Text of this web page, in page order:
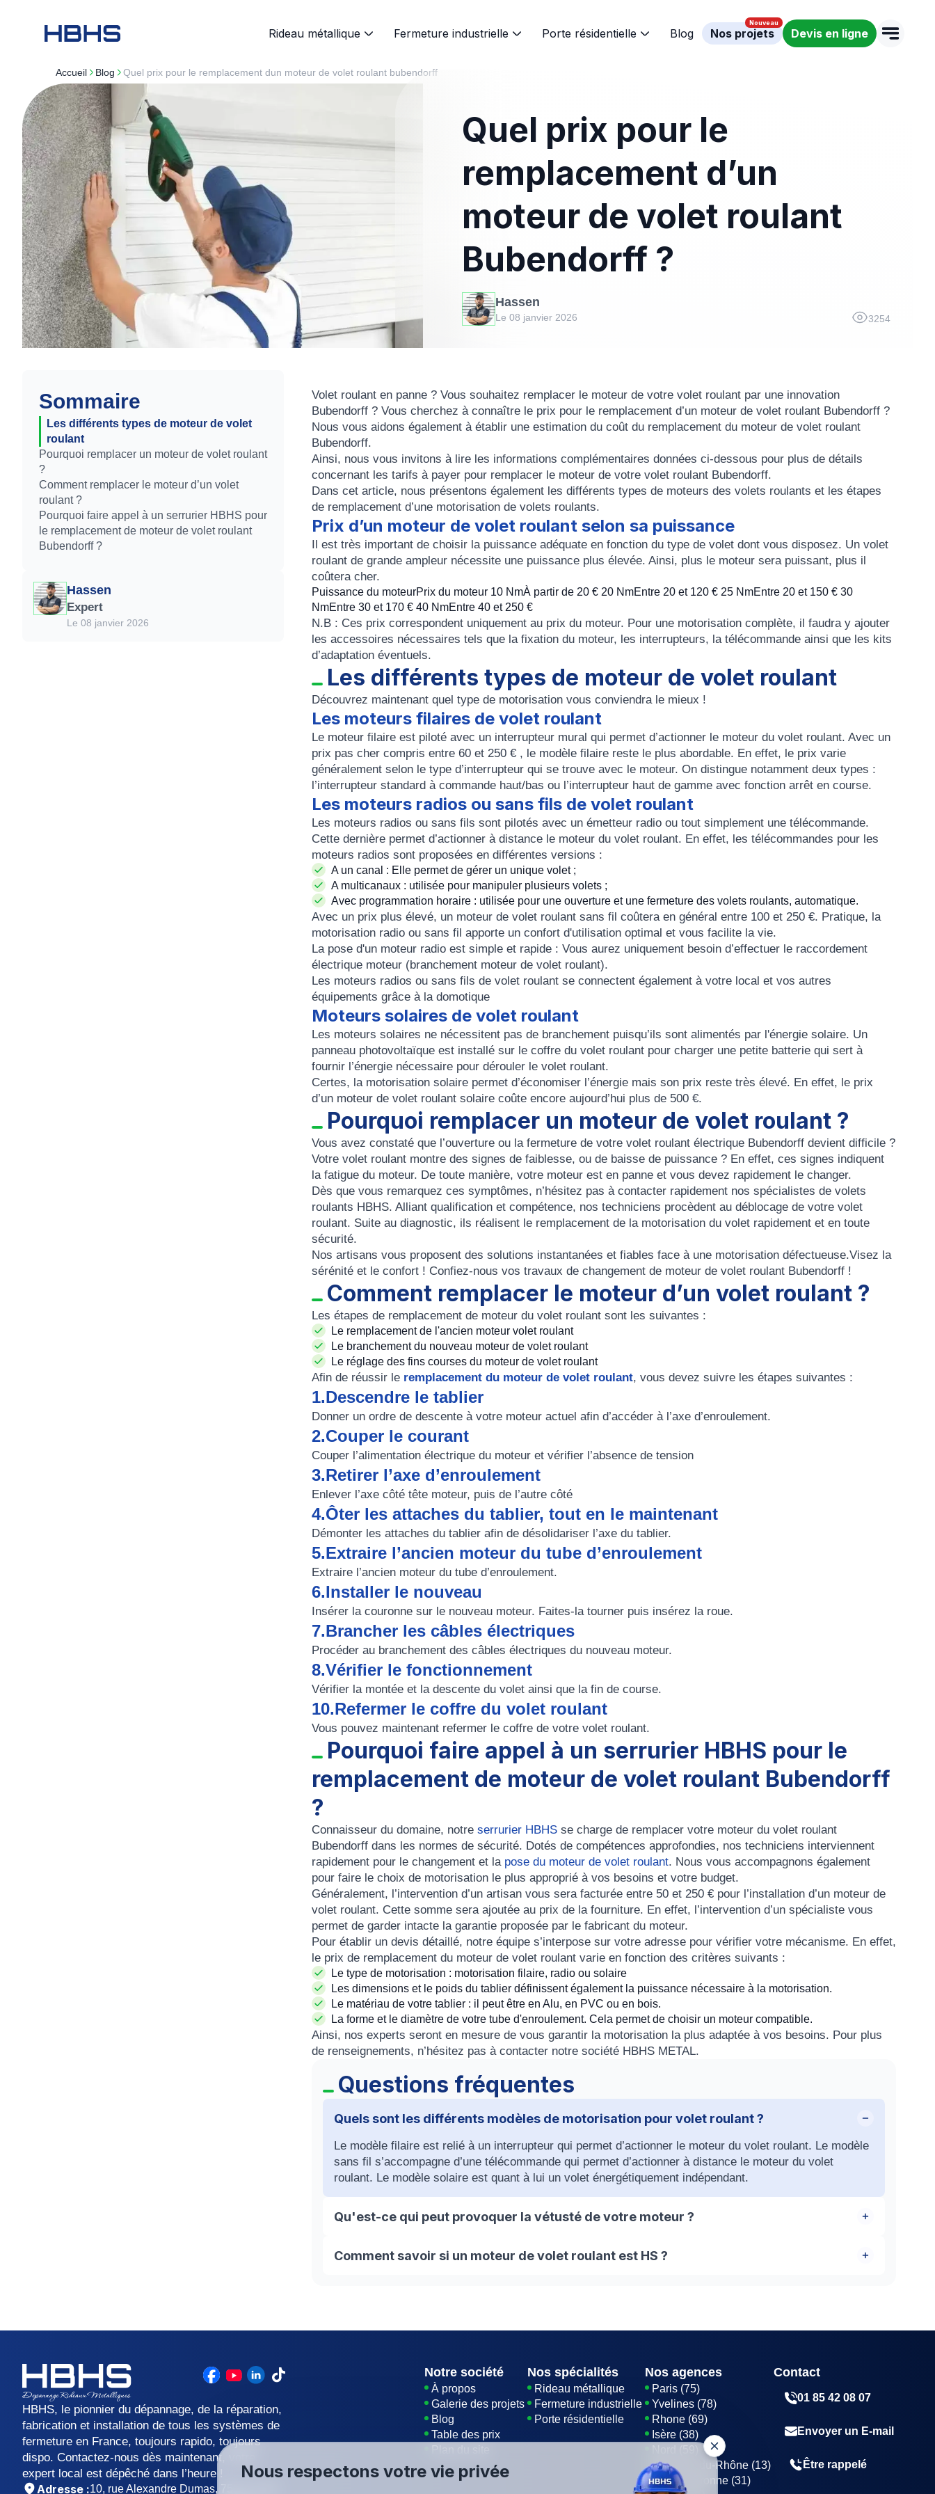
Rideau métallique Fermeture industrielle Porte résidentielle Blog Nos projets Devis en ligne
Accueil blog Quel prix pour le remplacement dun moteur de volet roulant bubendorff
Quel prix pour le
remplacement d’un
moteur de volet roulant
Bubendorff ?
Hassen
Le 08 janvier 2026 3254
Sommaire
Les différents types de moteur de volet
roulant
Pourquoi remplacer un moteur de volet roulant
?
Comment remplacer le moteur d’un volet
roulant ?
Pourquoi faire appel à un serrurier HBHS pour
le remplacement de moteur de volet roulant
Bubendorff ?
Hassen
Expert
Le 08 janvier 2026
Volet roulant en panne ? Vous souhaitez remplacer le moteur de votre volet roulant par une innovation
Bubendorff ? Vous cherchez à connaître le prix pour le remplacement d’un moteur de volet roulant Bubendorff ?
Nous vous aidons également à établir une estimation du coût du remplacement du moteur de volet roulant
Bubendorff.
Ainsi, nous vous invitons à lire les informations complémentaires données ci-dessous pour plus de détails
concernant les tarifs à payer pour remplacer le moteur de votre volet roulant Bubendorff.
Dans cet article, nous présentons également les différents types de moteurs des volets roulants et les étapes
de remplacement d’une motorisation de volets roulants.
Prix d’un moteur de volet roulant selon sa puissance
Il est très important de choisir la puissance adéquate en fonction du type de volet dont vous disposez. Un volet
roulant de grande ampleur nécessite une puissance plus élevée. Ainsi, plus le moteur sera puissant, plus il
coûtera cher.
Puissance du moteurPrix du moteur 10 NmÀ partir de 20 € 20 NmEntre 20 et 120 € 25 NmEntre 20 et 150 € 30
NmEntre 30 et 170 € 40 NmEntre 40 et 250 €
N.B : Ces prix correspondent uniquement au prix du moteur. Pour une motorisation complète, il faudra y ajouter
les accessoires nécessaires tels que la fixation du moteur, les interrupteurs, la télécommande ainsi que les kits
d’adaptation éventuels.
Les différents types de moteur de volet roulant
Découvrez maintenant quel type de motorisation vous conviendra le mieux !
Les moteurs filaires de volet roulant
Le moteur filaire est piloté avec un interrupteur mural qui permet d’actionner le moteur du volet roulant. Avec un
prix pas cher compris entre 60 et 250 € , le modèle filaire reste le plus abordable. En effet, le prix varie
généralement selon le type d’interrupteur qui se trouve avec le moteur. On distingue notamment deux types :
l’interrupteur standard à commande haut/bas ou l’interrupteur haut de gamme avec fonction arrêt en course.
Les moteurs radios ou sans fils de volet roulant
Les moteurs radios ou sans fils sont pilotés avec un émetteur radio ou tout simplement une télécommande.
Cette dernière permet d’actionner à distance le moteur du volet roulant. En effet, les télécommandes pour les
moteurs radios sont proposées en différentes versions :
A un canal : Elle permet de gérer un unique volet ;
A multicanaux : utilisée pour manipuler plusieurs volets ;
Avec programmation horaire : utilisée pour une ouverture et une fermeture des volets roulants, automatique.
Avec un prix plus élevé, un moteur de volet roulant sans fil coûtera en général entre 100 et 250 €. Pratique, la
motorisation radio ou sans fil apporte un confort d'utilisation optimal et vous facilite la vie.
La pose d'un moteur radio est simple et rapide : Vous aurez uniquement besoin d’effectuer le raccordement
électrique moteur (branchement moteur de volet roulant).
Les moteurs radios ou sans fils de volet roulant se connectent également à votre local et vos autres
équipements grâce à la domotique
Moteurs solaires de volet roulant
Les moteurs solaires ne nécessitent pas de branchement puisqu’ils sont alimentés par l'énergie solaire. Un
panneau photovoltaïque est installé sur le coffre du volet roulant pour charger une petite batterie qui sert à
fournir l’énergie nécessaire pour dérouler le volet roulant.
Certes, la motorisation solaire permet d’économiser l’énergie mais son prix reste très élevé. En effet, le prix
d’un moteur de volet roulant solaire coûte encore aujourd’hui plus de 500 €.
Pourquoi remplacer un moteur de volet roulant ?
Vous avez constaté que l’ouverture ou la fermeture de votre volet roulant électrique Bubendorff devient difficile ?
Votre volet roulant montre des signes de faiblesse, ou de baisse de puissance ? En effet, ces signes indiquent
la fatigue du moteur. De toute manière, votre moteur est en panne et vous devez rapidement le changer.
Dès que vous remarquez ces symptômes, n’hésitez pas à contacter rapidement nos spécialistes de volets
roulants HBHS. Alliant qualification et compétence, nos techniciens procèdent au déblocage de votre volet
roulant. Suite au diagnostic, ils réalisent le remplacement de la motorisation du volet rapidement et en toute
sécurité.
Nos artisans vous proposent des solutions instantanées et fiables face à une motorisation défectueuse.Visez la
sérénité et le confort ! Confiez-nous vos travaux de changement de moteur de volet roulant Bubendorff !
Comment remplacer le moteur d’un volet roulant ?
Les étapes de remplacement de moteur du volet roulant sont les suivantes :
Le remplacement de l'ancien moteur volet roulant
Le branchement du nouveau moteur de volet roulant
Le réglage des fins courses du moteur de volet roulant
Afin de réussir le remplacement du moteur de volet roulant, vous devez suivre les étapes suivantes :
1.Descendre le tablier
Donner un ordre de descente à votre moteur actuel afin d’accéder à l’axe d’enroulement.
2.Couper le courant
Couper l’alimentation électrique du moteur et vérifier l’absence de tension
3.Retirer l’axe d’enroulement
Enlever l’axe côté tête moteur, puis de l’autre côté
4.Ôter les attaches du tablier, tout en le maintenant
Démonter les attaches du tablier afin de désolidariser l’axe du tablier.
5.Extraire l’ancien moteur du tube d’enroulement
Extraire l’ancien moteur du tube d’enroulement.
6.Installer le nouveau
Insérer la couronne sur le nouveau moteur. Faites-la tourner puis insérez la roue.
7.Brancher les câbles électriques
Procéder au branchement des câbles électriques du nouveau moteur.
8.Vérifier le fonctionnement
Vérifier la montée et la descente du volet ainsi que la fin de course.
10.Refermer le coffre du volet roulant
Vous pouvez maintenant refermer le coffre de votre volet roulant.
Pourquoi faire appel à un serrurier HBHS pour le
remplacement de moteur de volet roulant Bubendorff
?
Connaisseur du domaine, notre serrurier HBHS se charge de remplacer votre moteur du volet roulant
Bubendorff dans les normes de sécurité. Dotés de compétences approfondies, nos techniciens interviennent
rapidement pour le changement et la pose du moteur de volet roulant. Nous vous accompagnons également
pour faire le choix de motorisation le plus approprié à vos besoins et votre budget.
Généralement, l’intervention d’un artisan vous sera facturée entre 50 et 250 € pour l’installation d’un moteur de
volet roulant. Cette somme sera ajoutée au prix de la fourniture. En effet, l’intervention d’un spécialiste vous
permet de garder intacte la garantie proposée par le fabricant du moteur.
Pour établir un devis détaillé, notre équipe s’interpose sur votre adresse pour vérifier votre mécanisme. En effet,
le prix de remplacement du moteur de volet roulant varie en fonction des critères suivants :
Le type de motorisation : motorisation filaire, radio ou solaire
Les dimensions et le poids du tablier définissent également la puissance nécessaire à la motorisation.
Le matériau de votre tablier : il peut être en Alu, en PVC ou en bois.
La forme et le diamètre de votre tube d'enroulement. Cela permet de choisir un moteur compatible.
Ainsi, nos experts seront en mesure de vous garantir la motorisation la plus adaptée à vos besoins. Pour plus
de renseignements, n’hésitez pas à contacter notre société HBHS METAL.
Questions fréquentes
Quels sont les différents modèles de motorisation pour volet roulant ?
Le modèle filaire est relié à un interrupteur qui permet d’actionner le moteur du volet roulant. Le modèle
sans fil s’accompagne d’une télécommande qui permet d’actionner à distance le moteur du volet
roulant. Le modèle solaire est quant à lui un volet énergétiquement indépendant.
Qu'est-ce qui peut provoquer la vétusté de votre moteur ?
L'âge de votre moteur, nous estimons la durée de vie d'un moteur à environ 10 ans. Des catastrophes
Comment savoir si un moteur de volet roulant est HS ?
HBHS, le pionnier du dépannage, de la réparation,
fabrication et installation de tous les systèmes de
fermeture en France, toujours rapido, toujours
dispo. Contactez-nous dès maintenant, votre
expert local est dépêché dans l’heure !
Adresse :10, rue Alexandre Dumas, 75011 Paris
Notre société
À propos
Galerie des projets
Blog
Table des prix
Plan du site
Nos spécialités
Rideau métallique
Fermeture industrielle
Porte résidentielle
Nos agences
Paris (75)
Yvelines (78)
Rhone (69)
Isère (38)
Nord (59)
Bouches-du-Rhône (13)
Haute-Garonne (31)
Contact
01 85 42 08 07
Envoyer un E-mail
Être rappelé
Nous respectons votre vie privée